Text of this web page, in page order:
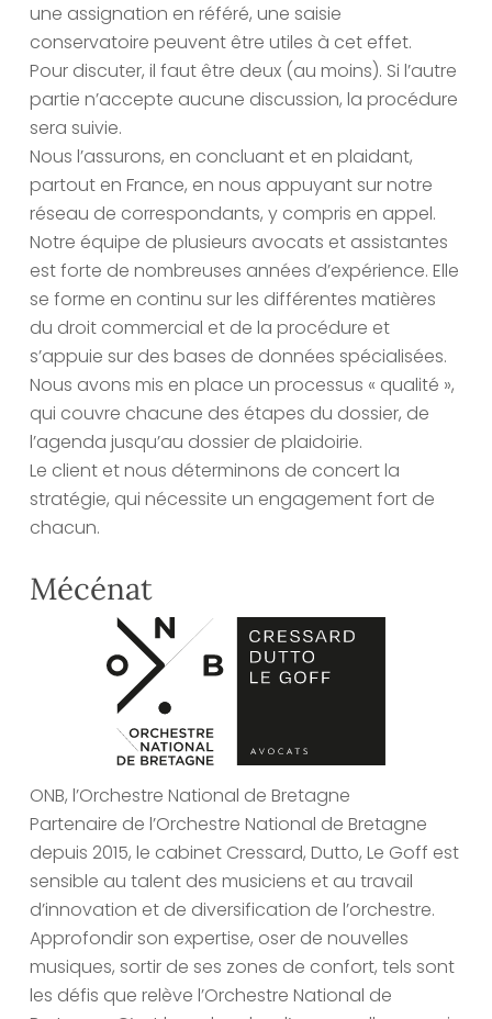
une assignation en référé, une saisie
conservatoire peuvent être utiles à cet effet.
Pour discuter, il faut être deux (au moins). Si l’autre
partie n’accepte aucune discussion, la procédure
sera suivie.
Nous l’assurons, en concluant et en plaidant,
partout en France, en nous appuyant sur notre
réseau de correspondants, y compris en appel.
Notre équipe de plusieurs avocats et assistantes
est forte de nombreuses années d’expérience. Elle
se forme en continu sur les différentes matières
du droit commercial et de la procédure et
s’appuie sur des bases de données spécialisées.
Nous avons mis en place un processus « qualité »,
qui couvre chacune des étapes du dossier, de
l’agenda jusqu’au dossier de plaidoirie.
Le client et nous déterminons de concert la
stratégie, qui nécessite un engagement fort de
chacun.
Mécénat
ONB, l’Orchestre National de Bretagne
Partenaire de l’Orchestre National de Bretagne
depuis 2015, le cabinet Cressard, Dutto, Le Goff est
sensible au talent des musiciens et au travail
d’innovation et de diversification de l’orchestre.
Approfondir son expertise, oser de nouvelles
musiques, sortir de ses zones de confort, tels sont
les défis que relève l’Orchestre National de